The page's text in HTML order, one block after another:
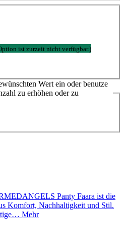
ist zurzeit nicht verfügbar.)
Wert ein oder benutze
zu erhöhen oder zu
Panty Faara ist die
Komfort, Nachhaltigkeit und Stil.
Mehr